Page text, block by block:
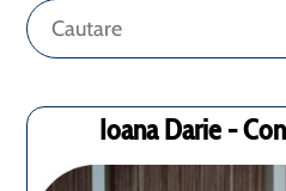
Caută
Ioana Darie -